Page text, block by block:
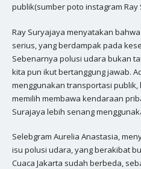
publik(sumber poto instagram Ray
Ray Suryajaya menyatakan
serius, yang berdampak pada
Sebenarnya polusi udara bukan
kita pun ikut bertanggung jawab.
menggunakan transportasi
memilih membawa kendaraan
Surajaya lebih senang
Selebgram Aurelia Anastasia,
isu polusi udara, yang berakibat
Cuaca Jakarta sudah berbeda,